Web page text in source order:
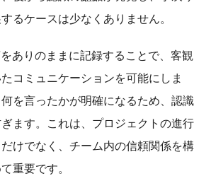
るケースは少なくありません。
ありのままに記録することで、客観
コミュニケーションを可能にしま
を言ったかが明確になるため、認識
ます。これは、プロジェクトの進行
けでなく、チーム内の信頼関係を構
重要です。